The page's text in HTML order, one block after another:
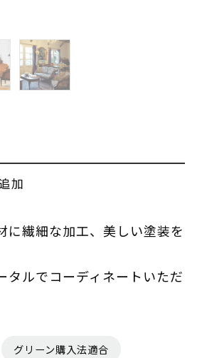
加
に繊細な加工、美しい塗装を
タルでコーディネートいただ
グリーン購入法適合